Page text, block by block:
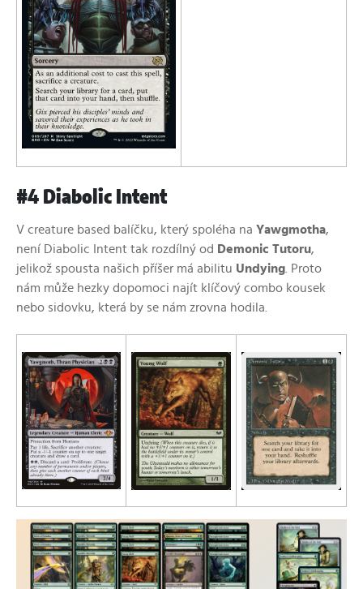
#4 Diabolic Intent
V creature based balíčku, který spoléha na Yawgmotha,
není Diabolic Intent tak rozdílný od Demonic Tutoru,
jelikož spousta našich příšer má abilitu Undying. Proto
nám může hezky dopomoci najít klíčový combo kousek
nebo sidovku, která by se nám zrovna hodila.